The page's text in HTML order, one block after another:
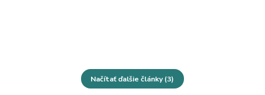
Načítať ďalšie články (3)